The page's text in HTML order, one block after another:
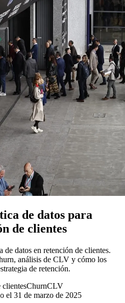
de datos para
de clientes
de datos en retención de clientes.
análisis de CLV y cómo los
de retención.
clientesChurnCLV
el 31 de marzo de 2025